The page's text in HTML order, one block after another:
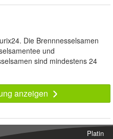
Die Brennnesselsamen
und
sind mindestens 24
anzeigen
Platin